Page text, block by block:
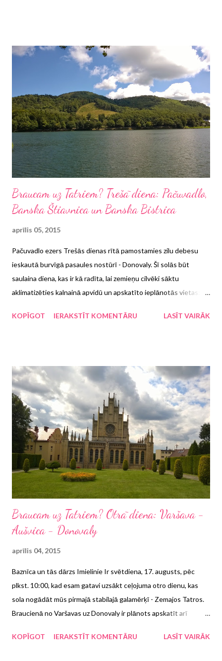
Braucam uz Tatriem? Trešā diena: Pačuvadlo,
Banska Štiavnica un Banska Bistrica
aprīlis 05, 2015
Pačuvadlo ezers Trešās dienas rītā pamostamies zilu debesu
ieskautā burvīgā pasaules nostūrī - Donovaly. Šī solās būt
saulaina diena, kas ir kā radīta, lai zemieņu cilvēki sāktu
aklimatizēties kalnainā apvidū un apskatīto ieplānotās vietas:
info tikai slovāku valodā ), Banska Štiavnica brīvdabas muzeju un
KOPĪGOT IERAKSTĪT KOMENTĀRU LASĪT VAIRĀK
Braucam uz Tatriem? Otrā diena: Varšava -
Aušvica - Donovaly
aprīlis 04, 2015
Baznīca un tās dārzs Imielinie Ir svētdiena, 17. augusts, pēc
plkst. 10:00, kad esam gatavi uzsākt ceļojuma otro dienu, kas
sola nogādāt mūs pirmajā stabilajā galamērķī - Zemajos Tatros.
Braucienā no Varšavas uz Donovaly ir plānots apskatīt arī
tad viss izvērtās un kāpēc Mērfijs nesnauž arī kalnos.
KOPĪGOT IERAKSTĪT KOMENTĀRU LASĪT VAIRĀK